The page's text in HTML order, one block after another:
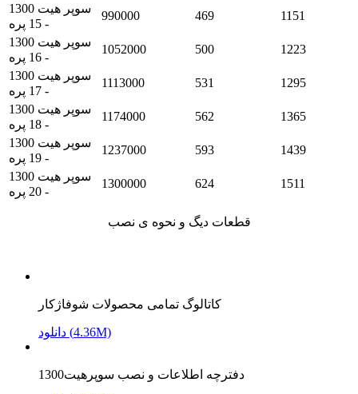
سوپر هیت 1300
- 15 پره
990000 469
1151
سوپر هیت 1300
- 16 پره
1052000 500
1223
سوپر هیت 1300
- 17 پره
1113000 531
1295
سوپر هیت 1300
- 18 پره
1174000 562
1365
سوپر هیت 1300
- 19 پره
1237000 593
1439
سوپر هیت 1300
- 20 پره
1300000 624 1511
قطعات دیگ و نحوه ی نصب
کاتالوگ تمامی محصولات شوفاژکار
دانلود (4.36M)
دفترچه اطلاعات و نصب سوپرهیت1300